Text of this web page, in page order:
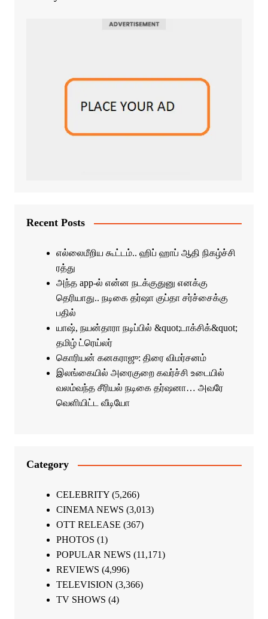
Recent Posts
எல்லைமீறிய கூட்டம்.. ஹிப் ஹாப் ஆதி நிகழ்ச்சி
ரத்து
அந்த app-ல் என்ன நடக்குதுனு எனக்கு
தெரியாது.. நடிகை தர்ஷா குப்தா சர்ச்சைக்கு
பதில்
யாஷ், நயன்தாரா நடிப்பில் &quot;டாக்சிக்&quot;
தமிழ் ட்ரெய்லர்
கொரியன் கனகராஜு: திரை விமர்சனம்
இலங்கையில் அரைகுறை கவர்ச்சி உடையில்
வலம்வந்த சீரியல் நடிகை தர்ஷனா… அவரே
வெளியிட்ட வீடியோ
Category
CELEBRITY(5,266)
CINEMA NEWS (3,013)
OTT RELEASE (367)
PHOTOS (1)
POPULAR NEWS (11,171)
REVIEWS (4,996)
TELEVISION (3,366)
TV SHOWS (4)